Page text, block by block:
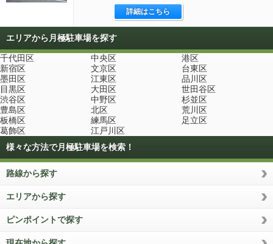
詳細はこちら
エリアから月極駐車場を探す
千代田区 中央区
港区
新宿区
文京区
台東区
墨田区
江東区
品川区
目黒区
大田区
世田谷区
渋谷区
中野区
杉並区
豊島区
北区
荒川区
板橋区
練馬区
足立区
葛飾区
江戸川区
様々な方法で月極駐車場を検索！
路線から探す
エリアから探す
ピンポイントで探す